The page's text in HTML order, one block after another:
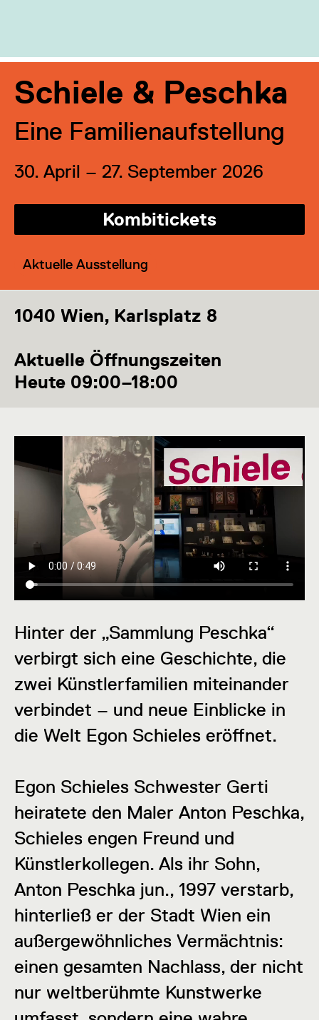
Schiele & Peschka
Eine Familienaufstellung
30. April – 27. September 2026
Kombitickets
Kategorie:
Aktuelle Ausstellung
1040 Wien, Karlsplatz 8
Aktuelle Öffnungszeiten
Heute 09:00–18:00
Hinter der „Sammlung Peschka“
verbirgt sich eine Geschichte, die
zwei Künstlerfamilien miteinander
verbindet – und neue Einblicke in
die Welt Egon Schieles eröffnet.
Egon Schieles Schwester Gerti
heiratete den Maler Anton Peschka,
Schieles engen Freund und
Künstlerkollegen. Als ihr Sohn,
Anton Peschka jun., 1997 verstarb,
hinterließ er der Stadt Wien ein
außergewöhnliches Vermächtnis:
einen gesamten Nachlass, der nicht
nur weltberühmte Kunstwerke